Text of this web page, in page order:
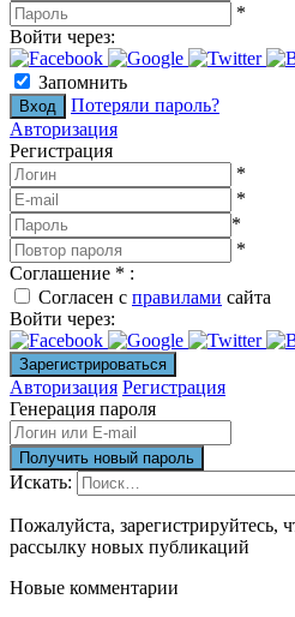
*
Войти через:
Запомнить
Потеряли пароль?
Авторизация
Регистрация
*
*
*
*
Соглашение * :
Согласен с правилами сайта
Войти через:
Авторизация Регистрация
Генерация пароля
Искать:
Пожалуйста, зарегистрируйтесь,
рассылку новых публикаций
Новые комментарии